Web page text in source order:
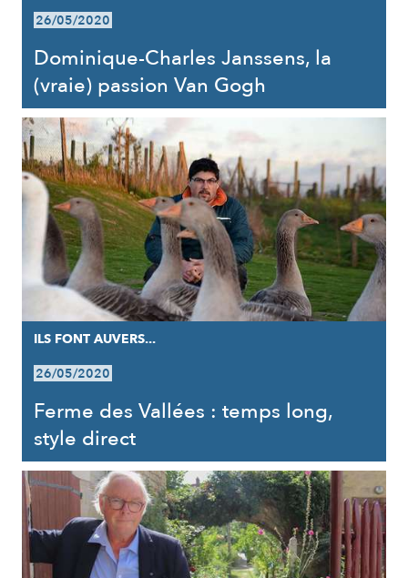
26/05/2020
Dominique-Charles Janssens, la
(vraie) passion Van Gogh
ILS FONT AUVERS...
26/05/2020
Ferme des Vallées : temps long,
style direct